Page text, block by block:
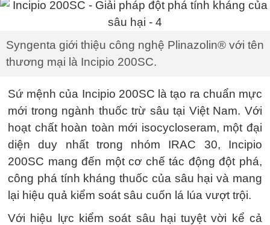
Syngenta giới thiệu công nghệ Plinazolin® với tên
thương mại là Incipio 200SC.
Sứ mệnh của Incipio 200SC là tạo ra chuẩn mực
mới trong ngành thuốc trừ sâu tại Việt Nam. Với
hoạt chất hoàn toàn mới isocycloseram, một đại
diện duy nhất trong nhóm IRAC 30, Incipio
200SC mang đến một cơ chế tác động đột phá,
công phá tính kháng thuốc của sâu hại và mang
lại hiệu quả kiểm soát sâu cuốn lá lúa vượt trội.
Với hiệu lực kiểm soát sâu hại tuyệt vời kể cả